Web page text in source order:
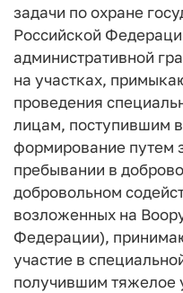
задачи по охране
Российской
административной
на участках,
проведения
лицам, поступившим
формирование путем
пребывании в
добровольном
возложенных на
Федерации),
участие в
получившим тяжелое